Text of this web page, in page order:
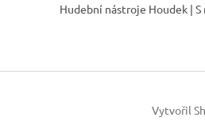
í
Hudební nástroje Houdek |
Vytvořil